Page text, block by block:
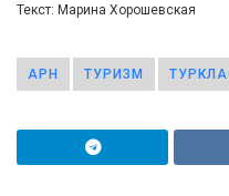
Текст: Марина Хорошевская
АРН ТУРИЗМ